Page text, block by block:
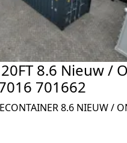
8.6 Nieuw /
701662
8.6 NIEUW /